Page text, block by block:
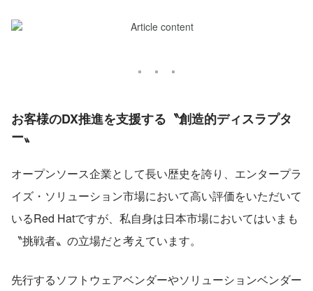
お客様のDX推進を支援する〝創造的ディスラプタ
ー〟
オープンソース企業として長い歴史を誇り、エンタープラ
イズ・ソリューション市場において高い評価をいただいて
いるRed Hatですが、私自身は日本市場においてはいまも
〝挑戦者〟の立場だと考えています。
先行するソフトウェアベンダーやソリューションベンダー